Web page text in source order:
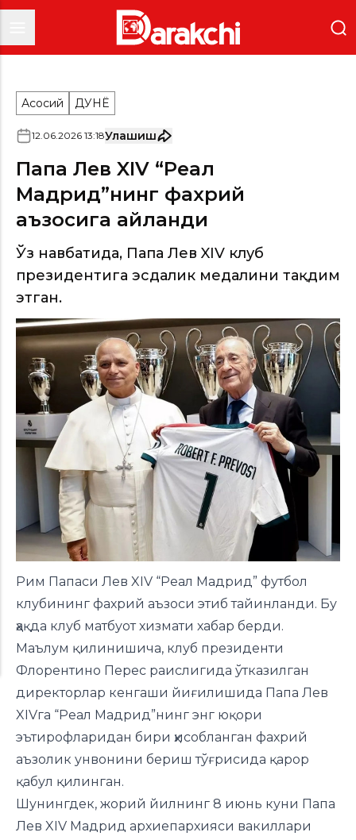
Асосий ДУНË
12.06.2026 13:18Улашиш
Папа Лев XIV “Реал
Мадрид”нинг фахрий
аъзосига айланди
Ўз навбатида, Папа Лев XIV клуб
президентига эсдалик медалини тақдим
этган.
Рим Папаси Лев XIV “Реал Мадрид” футбол
клубининг фахрий аъзоси этиб тайинланди. Бу
ҳақда клуб матбуот хизмати хабар берди.
Маълум қилинишича, клуб президенти
Флорентино Перес раислигида ўтказилган
директорлар кенгаши йиғилишида Папа Лев
XIVга “Реал Мадрид”нинг энг юқори
эътирофларидан бири ҳисобланган фахрий
аъзолик унвонини бериш тўғрисида қарор
қабул қилинган.
Шунингдек, жорий йилнинг 8 июнь куни Папа
Лев XIV Мадрид архиепархияси вакиллари